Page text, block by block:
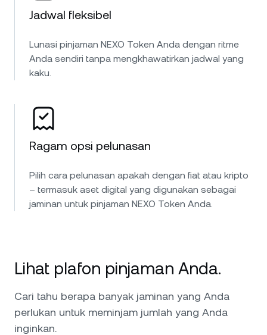
Jadwal fleksibel
Lunasi pinjaman NEXO Token Anda dengan ritme
Anda sendiri tanpa mengkhawatirkan jadwal yang
kaku.
Ragam opsi pelunasan
Pilih cara pelunasan apakah dengan fiat atau kripto
– termasuk aset digital yang digunakan sebagai
jaminan untuk pinjaman NEXO Token Anda.
Lihat plafon pinjaman Anda.
Cari tahu berapa banyak jaminan yang Anda
perlukan untuk meminjam jumlah yang Anda
inginkan.